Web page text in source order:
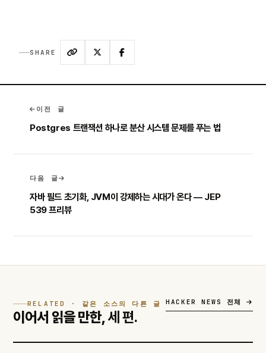
SHARE
이전 글
Postgres 트랜잭션 하나로 분산 시스템 문제를 푸는 법
다음 글
자바 필드 초기화, JVM이 강제하는 시대가 온다 — JEP
539 프리뷰
RELATED · 같은 소스의 다른 글
이어서 읽을 만한,세 편.
HACKER NEWS 전체